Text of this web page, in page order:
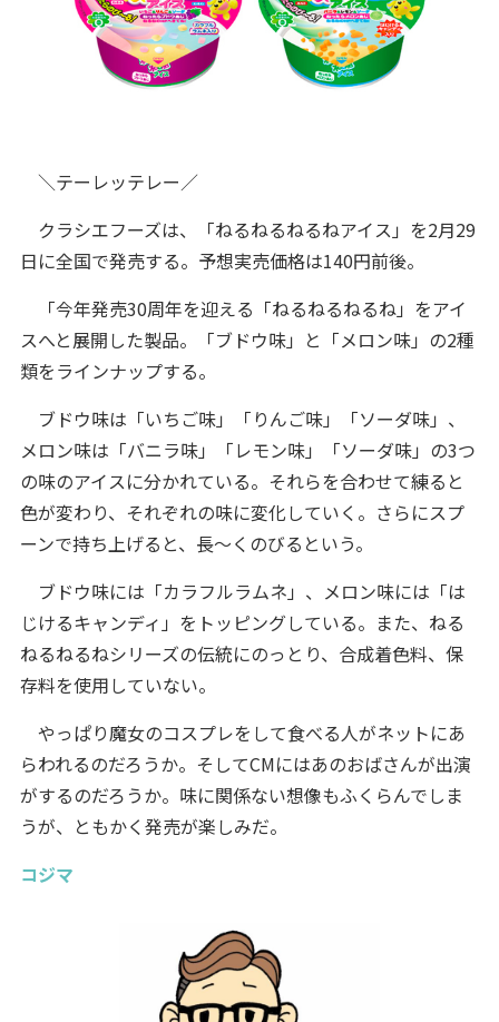
＼テーレッテレー／
クラシエフーズは、「ねるねるねるねアイス」を2月29
日に全国で発売する。予想実売価格は140円前後。
「今年発売30周年を迎える「ねるねるねるね」をアイ
スへと展開した製品。「ブドウ味」と「メロン味」の2種
類をラインナップする。
ブドウ味は「いちご味」「りんご味」「ソーダ味」、
メロン味は「バニラ味」「レモン味」「ソーダ味」の3つ
の味のアイスに分かれている。それらを合わせて練ると
色が変わり、それぞれの味に変化していく。さらにスプ
ーンで持ち上げると、長〜くのびるという。
ブドウ味には「カラフルラムネ」、メロン味には「は
じけるキャンディ」をトッピングしている。また、ねる
ねるねるねシリーズの伝統にのっとり、合成着色料、保
存料を使用していない。
やっぱり魔女のコスプレをして食べる人がネットにあ
らわれるのだろうか。そしてCMにはあのおばさんが出演
がするのだろうか。味に関係ない想像もふくらんでしま
うが、ともかく発売が楽しみだ。
コジマ